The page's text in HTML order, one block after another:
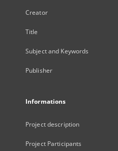
Creator
Title
Subject and Keywords
Publisher
Informations
Project description
Project Participants